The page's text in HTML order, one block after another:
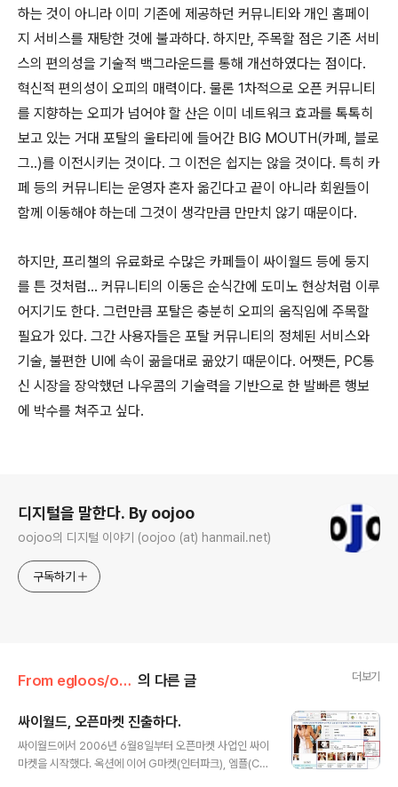
하는 것이 아니라 이미 기존에 제공하던 커뮤니티와 개인 홈페이
지 서비스를 재탕한 것에 불과하다. 하지만, 주목할 점은 기존 서비
스의 편의성을 기술적 백그라운드를 통해 개선하였다는 점이다.
혁신적 편의성이 오피의 매력이다. 물론 1차적으로 오픈 커뮤니티
를 지향하는 오피가 넘어야 할 산은 이미 네트워크 효과를 톡톡히
보고 있는 거대 포탈의 울타리에 들어간 BIG MOUTH(카페, 블로
그..)를 이전시키는 것이다. 그 이전은 쉽지는 않을 것이다. 특히 카
페 등의 커뮤니티는 운영자 혼자 옮긴다고 끝이 아니라 회원들이
함께 이동해야 하는데 그것이 생각만큼 만만치 않기 때문이다.
하지만, 프리챌의 유료화로 수많은 카페들이 싸이월드 등에 둥지
를 튼 것처럼... 커뮤니티의 이동은 순식간에 도미노 현상처럼 이루
어지기도 한다. 그런만큼 포탈은 충분히 오피의 움직임에 주목할
필요가 있다. 그간 사용자들은 포탈 커뮤니티의 정체된 서비스와
기술, 불편한 UI에 속이 곪을대로 곪았기 때문이다. 어쨋든, PC통
신 시장을 장악했던 나우콤의 기술력을 기반으로 한 발빠른 행보
에 박수를 쳐주고 싶다.
디지털을 말한다. By oojoo
oojoo의 디지털 이야기 (oojoo (at) hanmail.net)
구독하기
From egloos/oojoo's Say 의 다른 글 더보기
싸이월드, 오픈마켓 진출하다.
싸이월드에서 2006년 6월8일부터 오픈마켓 사업인 싸이
마켓을 시작했다. 옥션에 이어 G마켓(인터파크), 엠플(CJ